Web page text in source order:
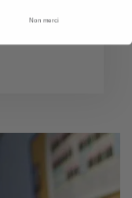
Non merci